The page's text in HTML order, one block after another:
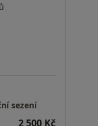
sezení
2 500 Kč